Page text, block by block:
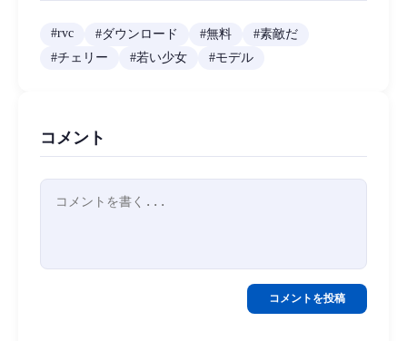
#rvc #ダウンロード #無料 #素敵だ
#チェリー #若い少女 #モデル
コメント
コメントを投稿